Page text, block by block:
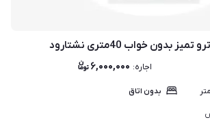
خواب 40متری نشتارود
اجاره: ۶,۰۰۰,۰۰۰
متر بدون اتاق